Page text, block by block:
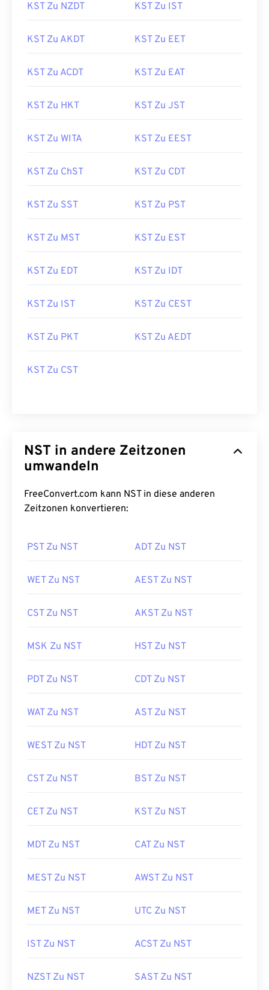
KST Zu NZDT KST Zu IST
KST Zu AKDT KST Zu EET
KST Zu ACDT KST Zu EAT
KST Zu HKT KST Zu JST
KST Zu WITA KST Zu EEST
KST Zu ChST KST Zu CDT
KST Zu SST KST Zu PST
KST Zu MST KST Zu EST
KST Zu EDT KST Zu IDT
KST Zu IST KST Zu CEST
KST Zu PKT KST Zu AEDT
KST Zu CST
NST in andere Zeitzonen
umwandeln
FreeConvert.com kann NST in diese anderen
Zeitzonen konvertieren:
PST Zu NST ADT Zu NST
WET Zu NST AEST Zu NST
CST Zu NST AKST Zu NST
MSK Zu NST HST Zu NST
PDT Zu NST CDT Zu NST
WAT Zu NST AST Zu NST
WEST Zu NST HDT Zu NST
CST Zu NST BST Zu NST
CET Zu NST KST Zu NST
MDT Zu NST CAT Zu NST
MEST Zu NST AWST Zu NST
MET Zu NST UTC Zu NST
IST Zu NST ACST Zu NST
NZST Zu NST SAST Zu NST